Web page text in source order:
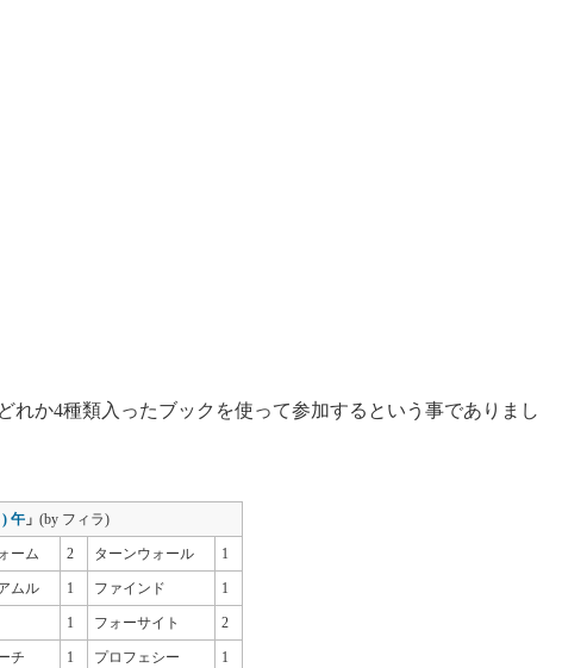
れか4種類入ったブックを使って参加するという事でありまし
午」 (by フィラ)
ーム 2 ターンウォール 1
ムル 1 ファインド 1
1 フォーサイト 2
チ 1 プロフェシー 1